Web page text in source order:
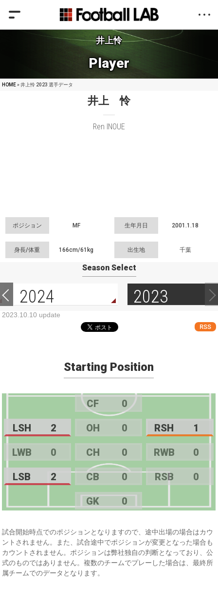
井上怜
Player
HOME» 井上怜 2023 選手データ
井上 怜
Ren INOUE
ポジション MF 生年月日 2001.1.18
身長/体重 166cm/61kg 出生地 千葉
Season Select
2024 2023
2023.10.10 update
RSS
Starting Position
CF 0
LSH 2 OH 0 RSH 1
LWB 0 CH 0 RWB 0
LSB 2 CB 0 RSB 0
GK 0
試合開始時点でのポジションとなりますので、途中出場の場合はカウ
ントされません。また、試合途中でポジションが変更となった場合も
カウントされません。ポジションは弊社独自の判断となっており、公
式のものではありません。複数のチームでプレーした場合は、最終所
属チームでのデータとなります。